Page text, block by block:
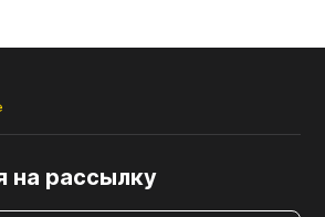
на рассылку